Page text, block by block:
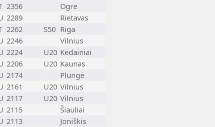
2356
Ogre
2289
Rietavas
2262 S50 Riga
2246
Vilnius
2224 U20 Kėdainiai
2206 U20 Kaunas
2174
Plungė
2161 U20 Vilnius
2117 U20 Vilnius
2115
Šiauliai
2113
Joniškis